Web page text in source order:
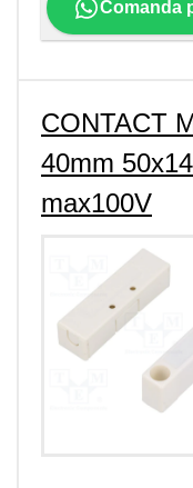
Comanda
CONTACT
40mm
max100V